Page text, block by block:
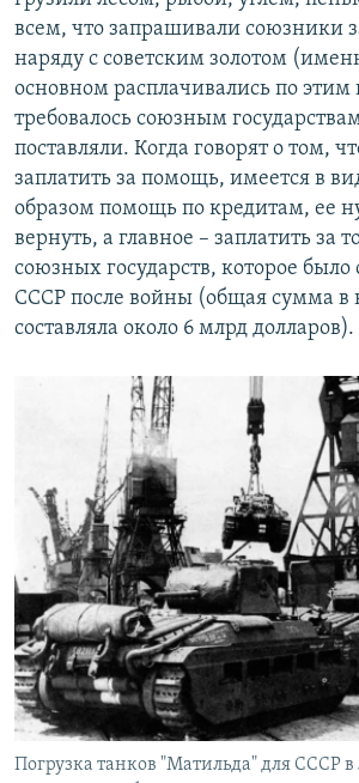
всем, что запрашивали союзники
наряду с советским золотом
основном расплачивались по
требовалось союзным
поставляли. Когда говорят о том,
заплатить за помощь, имеется в
образом помощь по кредитам, ее
вернуть, а главное – заплатить за
союзных государств, которое было
СССР после войны (общая сумма в
составляла около 6 млрд долларов).
Погрузка танков "Матильда" для СССР в